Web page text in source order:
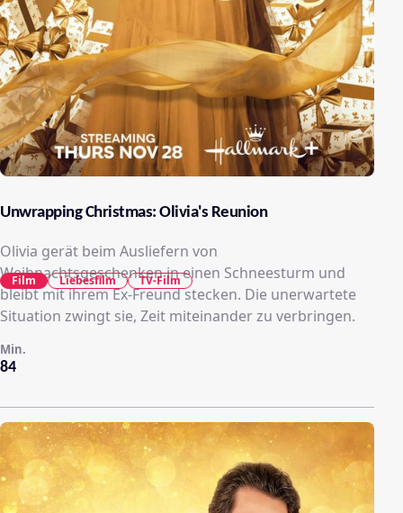
Unwrapping Christmas: Olivia's Reunion
Olivia gerät beim Ausliefern von
Weihnachtsgeschenken in einen Schneesturm und
bleibt mit ihrem Ex-Freund stecken. Die unerwartete
Situation zwingt sie, Zeit miteinander zu verbringen.
84
Min.
Film Liebesfilm TV-Film